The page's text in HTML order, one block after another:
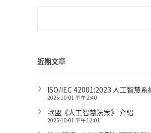
近期文章
ISO/IEC 42001:2023 人工智慧系
2025-10-01 下午 2:40
歐盟《人工智慧法案》 介紹
2025-10-01 下午 12:01